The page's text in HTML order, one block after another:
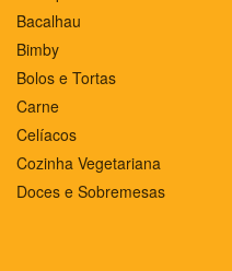
Bacalhau
Bimby
Bolos e Tortas
Carne
Celíacos
Cozinha Vegetariana
Doces e Sobremesas